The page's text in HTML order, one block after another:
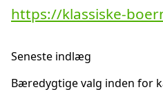
https://klassiske-
Seneste indlæg
Bæredygtige valg inden for